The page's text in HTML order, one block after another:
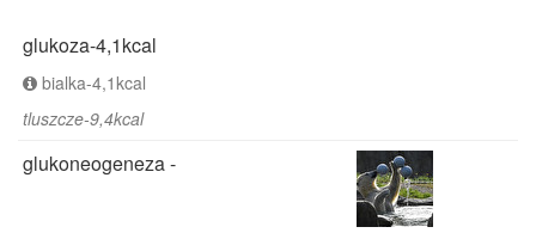
glukoza-4,1kcal
bialka-4,1kcal
tluszcze-9,4kcal
glukoneogeneza -